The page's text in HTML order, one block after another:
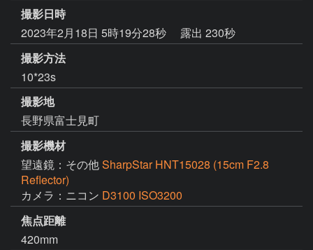
撮影日時
2023年2月18日 5時19分28秒
露出 230秒
撮影方法
10*23s
撮影地
長野県富士見町
撮影機材
望遠鏡：その他SharpStar HNT15028 (15cm F2.8
Reflector)
カメラ：ニコン D3100 ISO3200
焦点距離
420mm